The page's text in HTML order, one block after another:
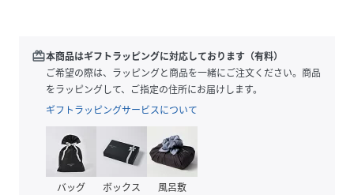
こちらのファブリックミストには、インテリアとしても楽し
んでいただくために、千日紅ドライフラワーが別で付属しま
千日紅ドライフラワーを液体の中へ入れて、スプレーを使用
される場合は以下の注意点がございます。
※千日紅ドライフラワーを液体へ入れられますと千日紅ドラ
イフラワーの色味が液体に移りますので、こ了承のうえで入
redeem本商品はギフトラッピングに対応しております（有料）
ご希望の際は、ラッピングと商品を一緒にご注文ください。商品
をラッピングして、ご指定の住所にお届けします。
ギフトラッピングサービスについて
バッグ ボックス 風呂敷